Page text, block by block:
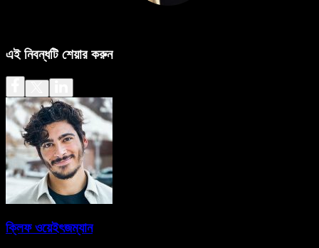
এই নিবন্ধটি শেয়ার করুন
ক্লিফ ওয়েইৎজম্যান